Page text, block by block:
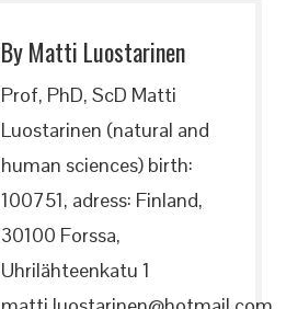
By Matti Luostarinen
Prof, PhD, ScD Matti
Luostarinen (natural and
human sciences) birth:
100751, adress: Finland,
30100 Forssa,
Uhrilähteenkatu 1